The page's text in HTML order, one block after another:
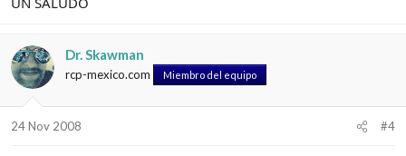
Dr. Skawman
rcp-mexico.com Miembro del equipo
24 Nov 2008 #4